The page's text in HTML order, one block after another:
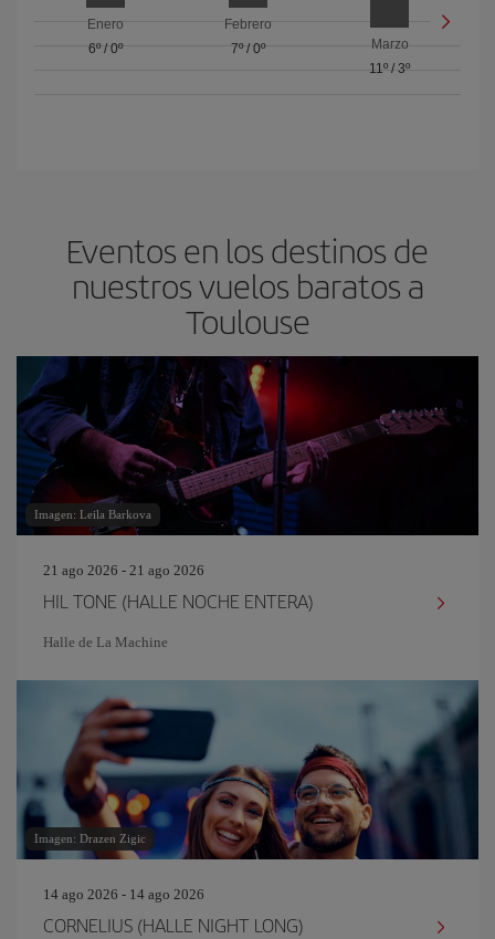
Enero
6º/ 0º
Febrero
7º/ 0º
Marzo
11º /3º
Eventos en los destinos de
nuestros vuelos baratos a
Toulouse
Imagen: Leila Barkova
21 ago 2026 - 21 ago 2026
HIL TONE (HALLE NOCHE ENTERA)
Halle de La Machine
Imagen: Drazen Zigic
14 ago 2026 - 14 ago 2026
CORNELIUS (HALLE NIGHT LONG)